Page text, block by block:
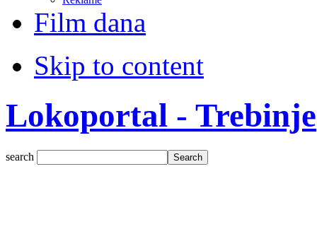
Film dana
Skip to content
Lokoportal - Trebinje
search